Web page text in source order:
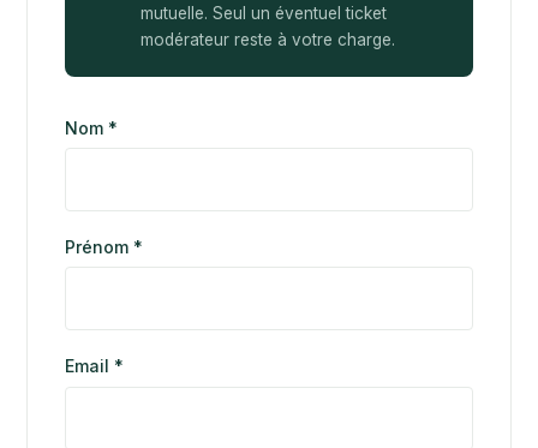
mutuelle. Seul un éventuel ticket
modérateur reste à votre charge.
Nom *
Prénom *
Email *